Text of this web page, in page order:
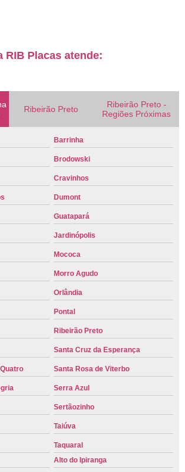
RIB Placas atende:
Ribeirão Preto
Ribeirão Preto -
Regiões Próximas
Barrinha
Brodowski
Cravinhos
Dumont
Guatapará
Jardinópolis
Mococa
Morro Agudo
Orlândia
Pontal
Ribeirão Preto
Santa Cruz da Esperança
Santa Rosa de Viterbo
Serra Azul
Sertãozinho
Taiúva
Taquaral
Alto do Ipiranga